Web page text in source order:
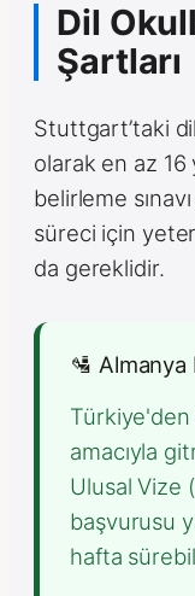
Dil
Şartları
Stuttgart’taki dil
olarak en az 16
belirleme
süreci için
da gereklidir.
🛂 Almanya
amacıyla
Ulusal Vize
başvurusu
hafta